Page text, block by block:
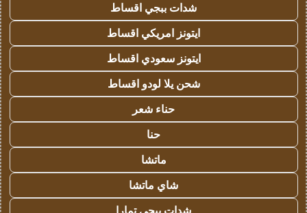
شدات ببجي اقساط
ايتونز امريكي اقساط
ايتونز سعودي اقساط
شحن يلا لودو اقساط
حناء شعر
حنا
ماتشا
شاي ماتشا
شدات ببجي تمارا